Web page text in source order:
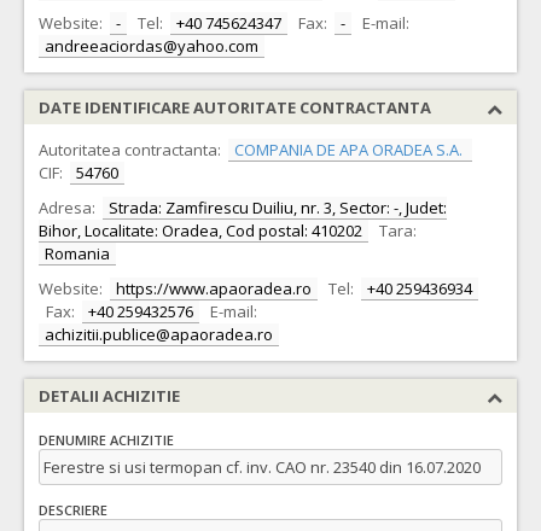
Website:
- Tel: +40 745624347 Fax: -
E-mail:
andreeaciordas@yahoo.com
DATE IDENTIFICARE AUTORITATE CONTRACTANTA
Autoritatea contractanta:
COMPANIA DE APA ORADEA S.A.
CIF:
54760
Adresa:
Strada: Zamfirescu Duiliu, nr. 3, Sector: -, Judet:
Bihor, Localitate: Oradea, Cod postal: 410202
Tara:
Romania
Website:
https://www.apaoradea.ro Tel:
+40 259436934
Fax:
+40 259432576
E-mail:
achizitii.publice@apaoradea.ro
DETALII ACHIZITIE
DENUMIRE ACHIZITIE
Ferestre si usi termopan cf. inv. CAO nr. 23540 din 16.07.2020
DESCRIERE